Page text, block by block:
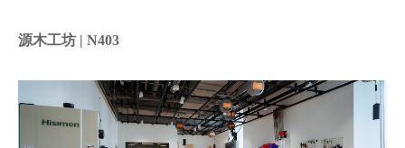
源木工坊 | N403